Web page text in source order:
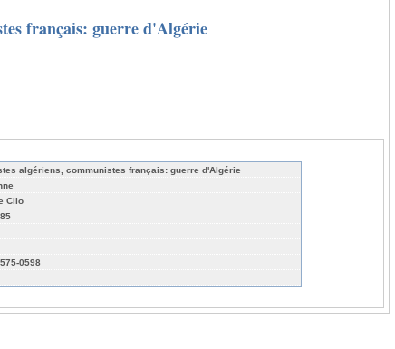
français: guerre d'Algérie
algériens, communistes français: guerre d'Algérie
Clio
0598